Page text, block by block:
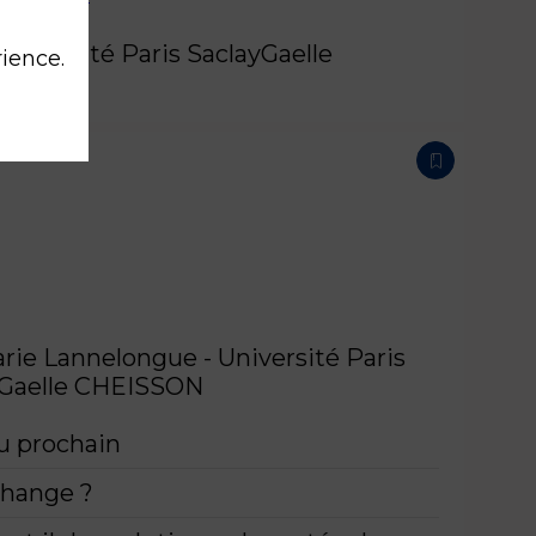
Paris SaclayGaelle
Lannelongue - Université Paris
CHEISSON
prochain
?